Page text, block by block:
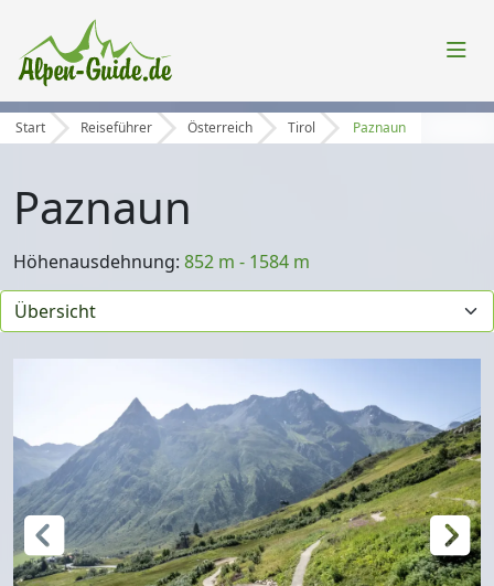
Start Reiseführer Österreich Tirol Paznaun
Paznaun
Höhenausdehnung: 852 m - 1584 m